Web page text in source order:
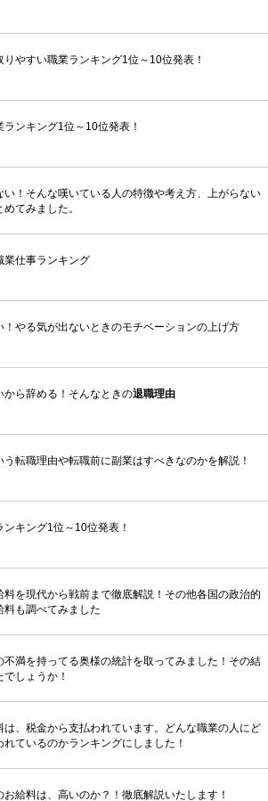
りやすい職業ランキング1位～10位発表！
ンキング1位～10位発表！
い！そんな嘆いている人の特徴や考え方、上がらない
てみました。
業仕事ランキング
！やる気が出ないときのモチベーションの上げ方
から辞める！そんなときの退職理由
う転職理由や転職前に副業はすべきなのかを解説！
キング1位～10位発表！
料を現代から戦前まで徹底解説！その他各国の政治的
料も調べてみました
不満を持ってる奥様の統計を取ってみました！その結
しょうか！
は、税金から支払われています。どんな職業の人にど
ているのかランキングにしました！
お給料は、高いのか？！徹底解説いたします！